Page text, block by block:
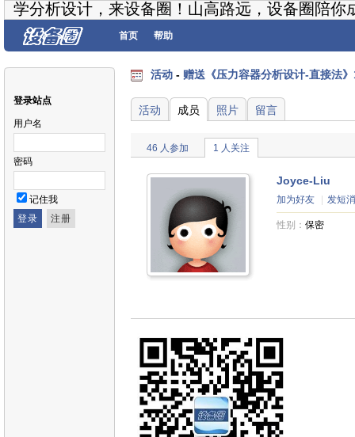
学分析设计，来设备圈！山高路远，设备圈陪你
首页 帮助
登录站点
用户名
密码
记住我
活动 - 赠送《压力容器分析设计-直接法
活动 成员 照片 留言
46 人参加 1 人关注
Joyce-Liu
加为好友 发短
性别： 保密